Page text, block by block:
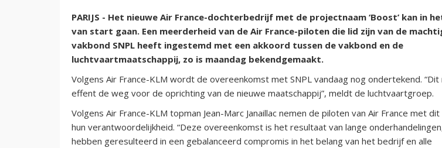
PARIJS - Het nieuwe Air France-dochterbedrijf met de projectnaam ‘Boost’ kan in
van start gaan. Een meerderheid van de Air France-piloten die lid zijn van de
vakbond SNPL heeft ingestemd met een akkoord tussen de vakbond en de
luchtvaartmaatschappij, zo is maandag bekendgemaakt.
Volgens Air France-KLM wordt de overeenkomst met SNPL vandaag nog ondertekend.
effent de weg voor de oprichting van de nieuwe maatschappij”, meldt de luchtvaartgroep.
Volgens Air France-KLM topman Jean-Marc Janaillac nemen de piloten van Air France met
hun verantwoordelijkheid. “Deze overeenkomst is het resultaat van lange
hebben geresulteerd in een gebalanceerd compromis in het belang van het bedrijf en alle